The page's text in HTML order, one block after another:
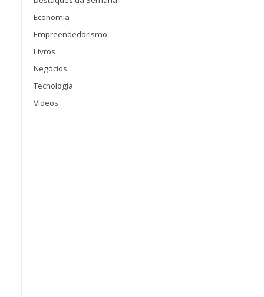
Economia
Empreendedorismo
Livros
Negócios
Tecnologia
Vídeos